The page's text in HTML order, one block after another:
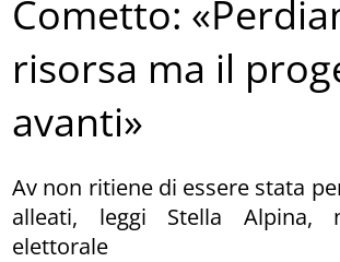
Cometto:
risorsa ma il
avanti»
Av non ritiene di essere stata
alleati, leggi Stella Alpina,
elettorale